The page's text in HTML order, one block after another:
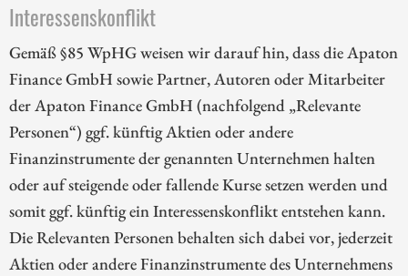
Interessenskonflikt
Gemäß §85 WpHG weisen wir darauf hin, dass die Apaton
Finance GmbH sowie Partner, Autoren oder Mitarbeiter
der Apaton Finance GmbH (nachfolgend „Relevante
Personen“) ggf. künftig Aktien oder andere
Finanzinstrumente der genannten Unternehmen halten
oder auf steigende oder fallende Kurse setzen werden und
somit ggf. künftig ein Interessenskonflikt entstehen kann.
Die Relevanten Personen behalten sich dabei vor, jederzeit
Aktien oder andere Finanzinstrumente des Unternehmens